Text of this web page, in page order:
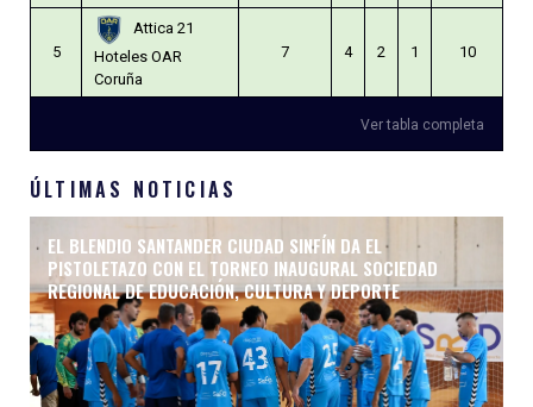
5
Attica 21
Hoteles OAR
Coruña
7 4 2 1 10
Ver tabla completa
ÚLTIMAS NOTICIAS
EL BLENDIO SANTANDER CIUDAD SINFÍN DA EL
PISTOLETAZO CON EL TORNEO INAUGURAL SOCIEDAD
REGIONAL DE EDUCACIÓN, CULTURA Y DEPORTE